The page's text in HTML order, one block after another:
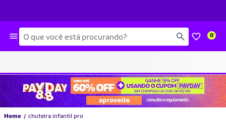
Busca 0
Home chuteira infantil pro